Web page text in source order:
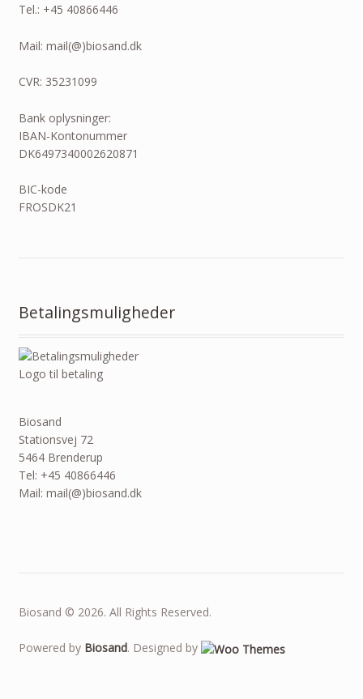
Tel.: +45 40866446
Mail: mail(@)biosand.dk
CVR: 35231099
Bank oplysninger:
IBAN-Kontonummer
DK6497340002620871
BIC-kode
FROSDK21
Betalingsmuligheder
Logo til betaling
Biosand
Stationsvej 72
5464 Brenderup
Tel: +45 40866446
Mail: mail(@)biosand.dk
Biosand © 2026. All Rights Reserved.
Powered by Biosand. Designed by